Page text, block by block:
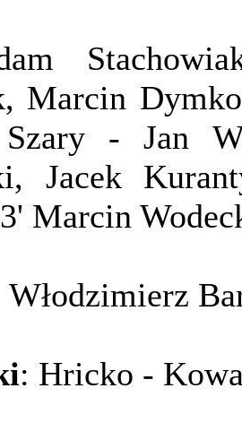
Marcin
Szary - Jan
Jacek
Marcin
Włodzimierz
: Hricko -